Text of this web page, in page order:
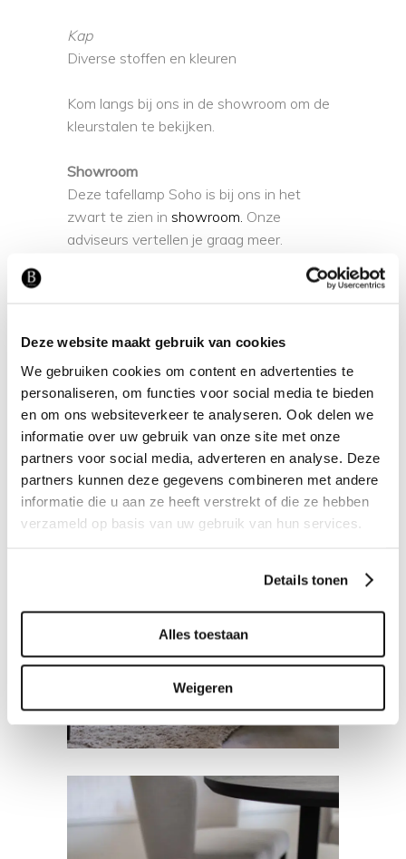
Deze website maakt gebruik van cookies
We gebruiken cookies om content en advertenties te
personaliseren, om functies voor social media te bieden
en om ons websiteverkeer te analyseren. Ook delen we
informatie over uw gebruik van onze site met onze
partners voor social media, adverteren en analyse. Deze
partners kunnen deze gegevens combineren met andere
informatie die u aan ze heeft verstrekt of die ze hebben
verzameld op basis van uw gebruik van hun services.
Details tonen
Alles toestaan
Weigeren
Kap
Diverse stoffen en kleuren
Kom langs bij ons in de showroom om de
kleurstalen te bekijken.
Showroom
Deze tafellamp Soho is bij ons in het
zwart te zien in showroom. Onze
adviseurs vertellen je graag meer.
Related projects